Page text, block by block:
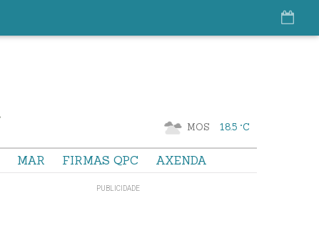
MOS 18.5 °C
MAR FIRMAS QPC AXENDA